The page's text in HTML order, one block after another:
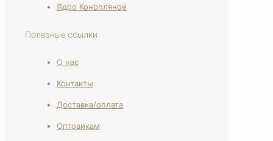
Ядро Конопляное
Полезные ссылки
О нас
Контакты
Доставка/оплата
Оптовикам